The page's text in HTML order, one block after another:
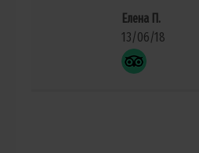
Елена П.
13/06/18